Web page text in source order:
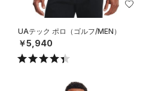
UAテック ポロ（ゴルフ/MEN）
￥5,940